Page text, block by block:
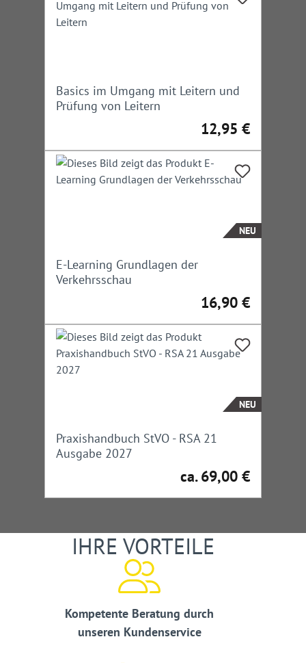
Basics im Umgang mit Leitern und
Prüfung von Leitern
Regulärer Preis:
12,95 €
NEU
E-Learning Grundlagen der
Verkehrsschau
Regulärer Preis:
16,90 €
NEU
Praxishandbuch StVO - RSA 21
Ausgabe 2027
Regulärer Preis:
ca. 69,00 €
IHRE VORTEILE
Kompetente Beratung durch
unseren Kundenservice